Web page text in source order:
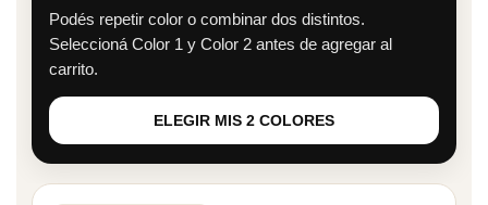
Podés repetir color o combinar dos distintos.
Seleccioná Color 1 y Color 2 antes de agregar al
carrito.
ELEGIR MIS 2 COLORES